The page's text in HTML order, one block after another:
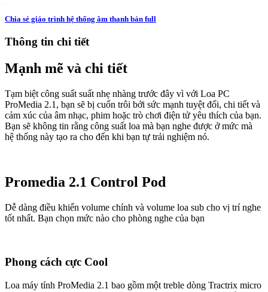
Chia sẻ giáo trình hệ thống âm thanh bản full
Thông tin chi tiết
Mạnh mẽ và chi tiết
Tạm biệt công suất suất nhẹ nhàng trước đây vì với Loa PC
ProMedia 2.1, bạn sẽ bị cuốn trôi bởi sức mạnh tuyệt đối, chi tiết và
cảm xúc của âm nhạc, phim hoặc trò chơi điện tử yêu thích của bạn.
Bạn sẽ không tin rằng công suất loa mà bạn nghe được ở mức mà
hệ thống này tạo ra cho đến khi bạn tự trải nghiệm nó.
Promedia 2.1 Control Pod
Dễ dàng điều khiển volume chính và volume loa sub cho vị trí nghe
tốt nhất. Bạn chọn mức nào cho phòng nghe của bạn
Phong cách cực Cool
Loa máy tính ProMedia 2.1 bao gồm một treble dòng Tractrix micro